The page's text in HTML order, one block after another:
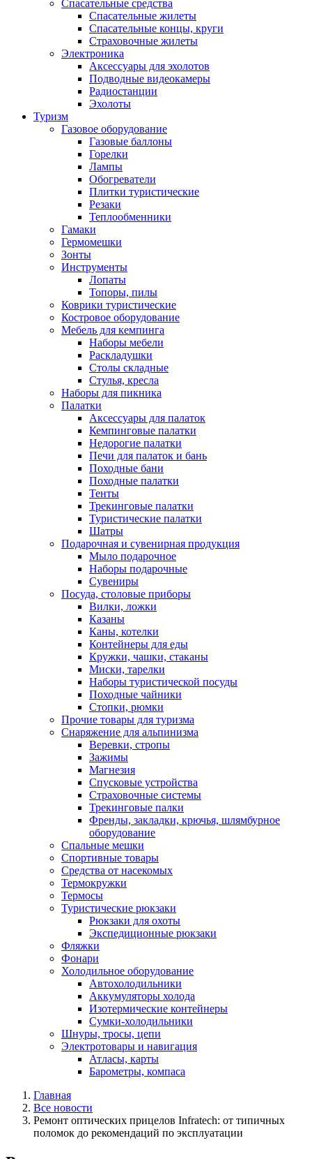
Спасательные средства
Спасательные жилеты
Спасательные концы, круги
Страховочные жилеты
Электроника
Аксессуары для эхолотов
Подводные видеокамеры
Радиостанции
Эхолоты
Туризм
Газовое оборудование
Газовые баллоны
Горелки
Лампы
Обогреватели
Плитки туристические
Резаки
Теплообменники
Гамаки
Гермомешки
Зонты
Инструменты
Лопаты
Топоры, пилы
Коврики туристические
Костровое оборудование
Мебель для кемпинга
Наборы мебели
Раскладушки
Столы складные
Стулья, кресла
Наборы для пикника
Палатки
Аксессуары для палаток
Кемпинговые палатки
Недорогие палатки
Печи для палаток и бань
Походные бани
Походные палатки
Тенты
Трекинговые палатки
Туристические палатки
Шатры
Подарочная и сувенирная продукция
Мыло подарочное
Наборы подарочные
Сувениры
Посуда, столовые приборы
Вилки, ложки
Казаны
Каны, котелки
Контейнеры для еды
Кружки, чашки, стаканы
Миски, тарелки
Наборы туристической посуды
Походные чайники
Стопки, рюмки
Прочие товары для туризма
Снаряжение для альпинизма
Веревки, стропы
Зажимы
Магнезия
Спусковые устройства
Страховочные системы
Трекинговые палки
Френды, закладки, крючья, шлямбурное
оборудование
Спальные мешки
Спортивные товары
Средства от насекомых
Термокружки
Термосы
Туристические рюкзаки
Рюкзаки для охоты
Экспедиционные рюкзаки
Фляжки
Фонари
Холодильное оборудование
Автохолодильники
Аккумуляторы холода
Изотермические контейнеры
Сумки-холодильники
Шнуры, тросы, цепи
Электротовары и навигация
Атласы, карты
Барометры, компаса
Главная
Все новости
Ремонт оптических прицелов Infratech: от типичных
поломок до рекомендаций по эксплуатации